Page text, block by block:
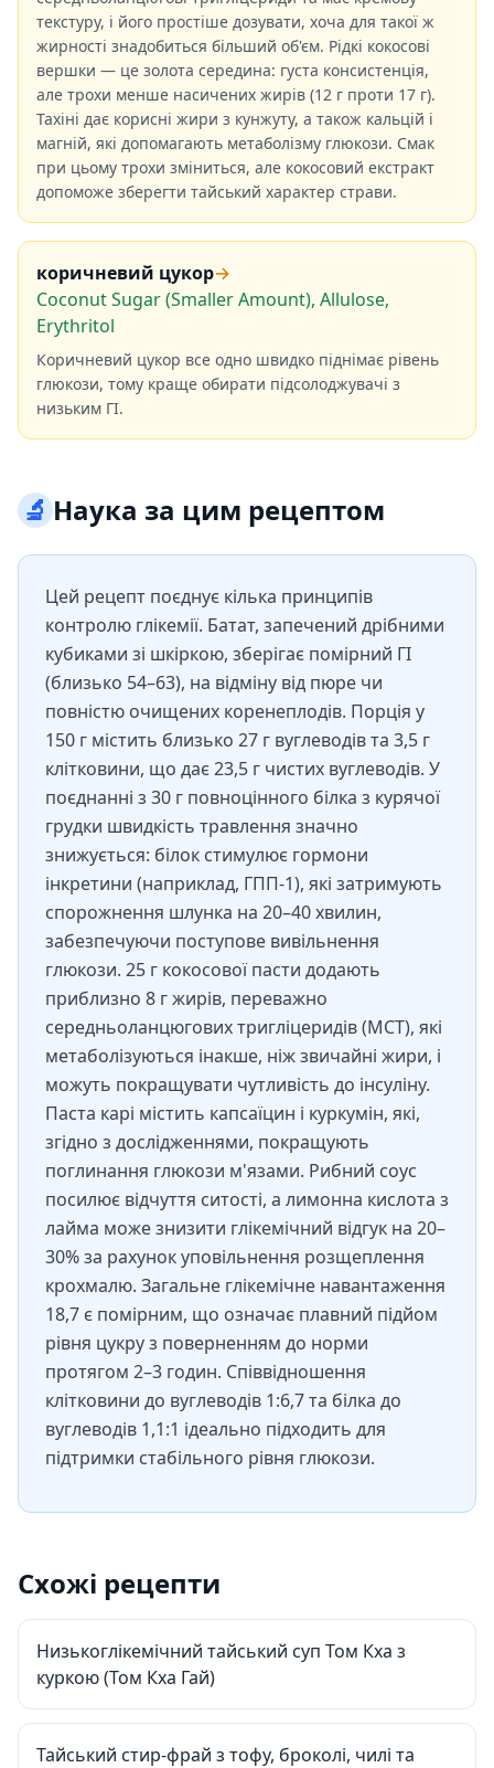
текстуру, і його простіше дозувати, хоча для такої ж
жирності знадобиться більший об'єм. Рідкі кокосові
вершки — це золота середина: густа консистенція,
але трохи менше насичених жирів (12 г проти 17 г).
Тахіні дає корисні жири з кунжуту, а також кальцій і
магній, які допомагають метаболізму глюкози. Смак
при цьому трохи зміниться, але кокосовий екстракт
допоможе зберегти тайський характер страви.
коричневий цукор→
Coconut Sugar (Smaller Amount), Allulose,
Erythritol
Коричневий цукор все одно швидко піднімає рівень
глюкози, тому краще обирати підсолоджувачі з
низьким ГІ.
🔬Наука за цим рецептом
Цей рецепт поєднує кілька принципів
контролю глікемії. Батат, запечений дрібними
кубиками зі шкіркою, зберігає помірний ГІ
(близько 54–63), на відміну від пюре чи
повністю очищених коренеплодів. Порція у
150 г містить близько 27 г вуглеводів та 3,5 г
клітковини, що дає 23,5 г чистих вуглеводів. У
поєднанні з 30 г повноцінного білка з курячої
грудки швидкість травлення значно
знижується: білок стимулює гормони
інкретини (наприклад, ГПП-1), які затримують
спорожнення шлунка на 20–40 хвилин,
забезпечуючи поступове вивільнення
глюкози. 25 г кокосової пасти додають
приблизно 8 г жирів, переважно
середньоланцюгових тригліцеридів (МСТ), які
метаболізуються інакше, ніж звичайні жири, і
можуть покращувати чутливість до інсуліну.
Паста карі містить капсаїцин і куркумін, які,
згідно з дослідженнями, покращують
поглинання глюкози м'язами. Рибний соус
посилює відчуття ситості, а лимонна кислота з
лайма може знизити глікемічний відгук на 20–
30% за рахунок уповільнення розщеплення
крохмалю. Загальне глікемічне навантаження
18,7 є помірним, що означає плавний підйом
рівня цукру з поверненням до норми
протягом 2–3 годин. Співвідношення
клітковини до вуглеводів 1:6,7 та білка до
вуглеводів 1,1:1 ідеально підходить для
підтримки стабільного рівня глюкози.
Схожі рецепти
Низькоглікемічний тайський суп Том Кха з
куркою (Том Кха Гай)
Тайський стир-фрай з тофу, броколі, чилі та